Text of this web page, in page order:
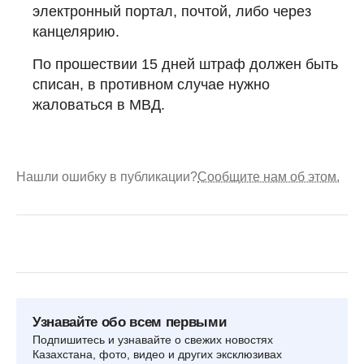
электронный портал, почтой, либо через
канцелярию.
По прошествии 15 дней штраф должен быть
списан, в противном случае нужно
жаловаться в МВД.
Нашли ошибку в публикации?Сообщите нам об этом.
Узнавайте обо всем первыми
Подпишитесь и узнавайте о свежих новостях
Казахстана, фото, видео и других эксклюзивах